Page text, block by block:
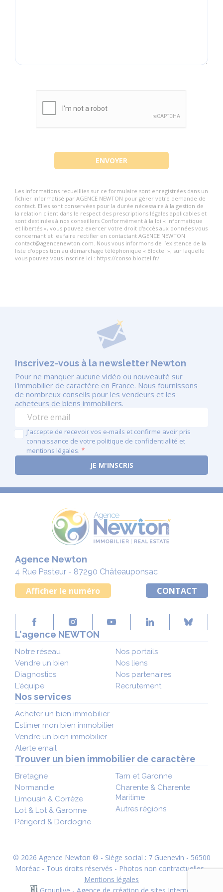
Les informations recueillies sur ce formulaire sont enregistrées dans un
fichier informatisé par AGENCE NEWTON pour gérer votre demande de
contact. Elles sont conservées pour la durée nécessaire à la gestion de
la relation client dans le respect des prescriptions légales applicables et
sont destinées à nos conseillers Conformément à la loi « informatique
et libertés », vous pouvez exercer votre droit d'accès aux données vous
concernant et les faire rectifier en contactant AGENCE NEWTON
contact@agencenewton.com. Nous vous informons de l’existence de la
liste d'opposition au démarchage téléphonique « Bloctel », sur laquelle
vous pouvez vous inscrire ici : https://conso.bloctel.fr/
Inscrivez-vous à la newsletter Newton
Pour ne manquer aucune vidéo ou nouveauté sur
l'immobilier de caractère en France. Nous fournissons
de nombreux conseils pour les vendeurs et les
acheteurs de biens immobiliers.
J'accepte de recevoir vos e-mails et confirme avoir pris
connaissance de votre politique de confidentialité et
mentions légales.
Agence Newton
4 Rue Pasteur - 87290 Châteauponsac
Afficher le numéro CONTACT
L'agence NEWTON
Notre réseau
Vendre un bien
Diagnostics
L'équipe
Nos portails
Nos liens
Nos partenaires
Recrutement
Nos services
Acheter un bien immobilier
Estimer mon bien immobilier
Vendre un bien immobilier
Alerte email
Trouver un bien immobilier de caractère
Bretagne
Normandie
Limousin & Corrèze
Lot & Lot & Garonne
Périgord & Dordogne
Tarn et Garonne
Charente & Charente
Maritime
Autres régions
© 2026 Agence Newton ® - Siège social : 7 Guenevin - 56500
Moréac - Tous droits réservés - Photos non contractuelles -
Mentions légales